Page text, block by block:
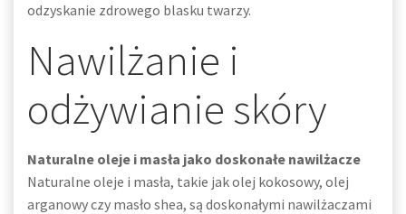
odzyskanie zdrowego blasku twarzy.
Nawilżanie i
odżywianie skóry
Naturalne oleje i masła jako doskonałe nawilżacze
Naturalne oleje i masła, takie jak olej kokosowy, olej
arganowy czy masło shea, są doskonałymi nawilżaczami